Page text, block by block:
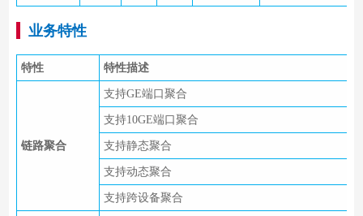
业务特性
特性 特性描述
链路聚合
支持GE端口聚合
支持10GE端口聚合
支持静态聚合
支持动态聚合
支持跨设备聚合